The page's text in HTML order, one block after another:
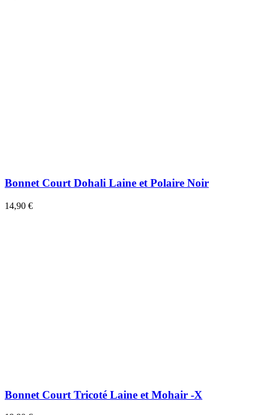
Bonnet Court Dohali Laine et Polaire Noir
14,90 €
Bonnet Court Tricoté Laine et Mohair -X